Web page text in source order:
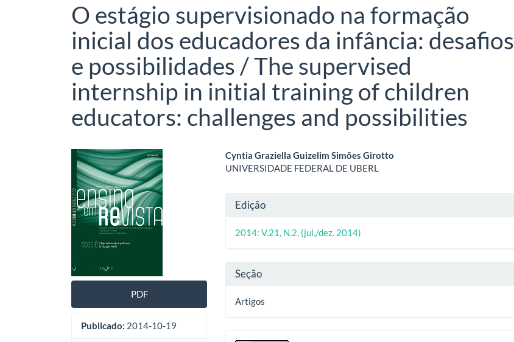
O estágio supervisionado na formação
inicial dos educadores da infância: desafios
e possibilidades / The supervised
internship in initial training of children
educators: challenges and possibilities
Barra
lateral
de
artigos
PDF
Publicado: 2014-10-19
Conteúdo
artigo
Cyntia Graziella Guizelim Simões Girotto
UNIVERSIDADE FEDERAL DE UBERL
Detalhes
do
Edição
2014: V.21, N.2, (jul./dez. 2014)
Seção
Artigos